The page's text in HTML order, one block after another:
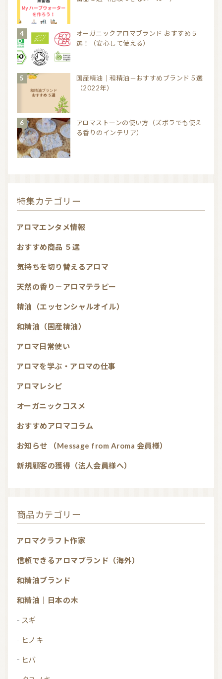
オーガニックアロマブランド おすすめ５
選！（安心して使える）
国産精油｜和精油－おすすめブランド５選
（2022年）
アロマストーンの使い方（ズボラでも使え
る香りのインテリア）
特集カテゴリー
アロマエンタメ情報
おすすめ商品 ５選
気持ちを切り替えるアロマ
天然の香り－アロマテラピー
精油（エッセンシャルオイル）
和精油（国産精油）
アロマ日常使い
アロマを学ぶ・アロマの仕事
アロマレシピ
オーガニックコスメ
おすすめアロマコラム
お知らせ （Message from Aroma 会員様）
新規顧客の獲得（法人会員様へ）
商品カテゴリー
アロマクラフト作家
信頼できるアロマブランド（海外）
和精油ブランド
和精油｜日本の木
スギ
ヒノキ
ヒバ